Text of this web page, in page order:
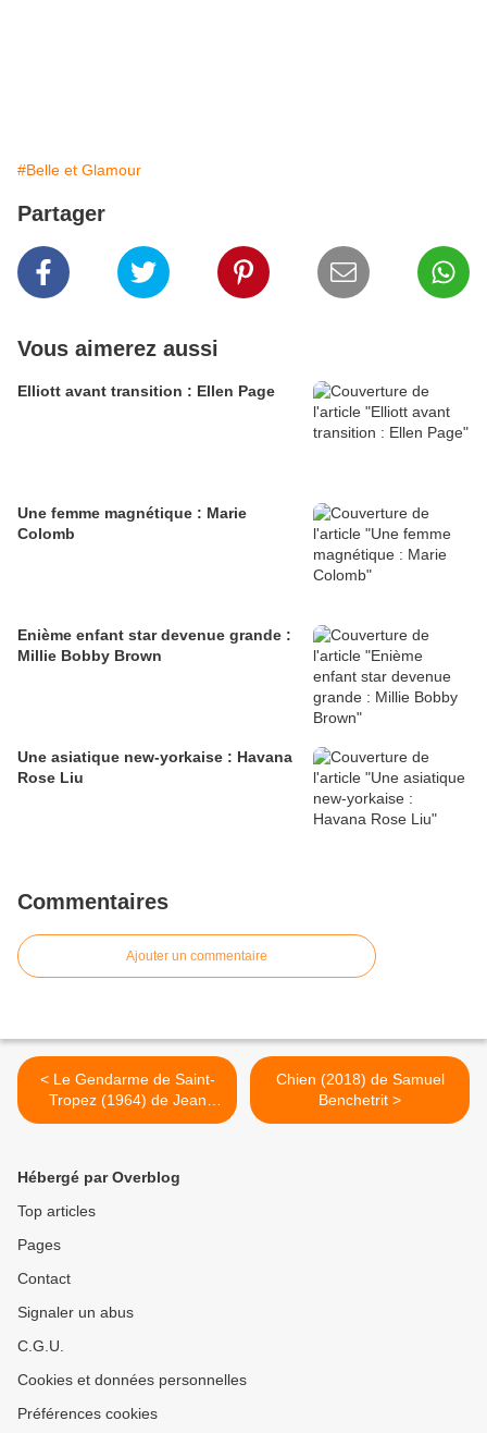
#Belle et Glamour
Partager
Vous aimerez aussi
Elliott avant transition : Ellen Page
Une femme magnétique : Marie
Colomb
Enième enfant star devenue grande :
Millie Bobby Brown
Une asiatique new-yorkaise : Havana
Rose Liu
Commentaires
Ajouter un commentaire
< Le Gendarme de Saint-
Tropez (1964) de Jean
Girault
Chien (2018) de Samuel
Benchetrit >
Hébergé par Overblog
Top articles
Pages
Contact
Signaler un abus
C.G.U.
Cookies et données personnelles
Préférences cookies